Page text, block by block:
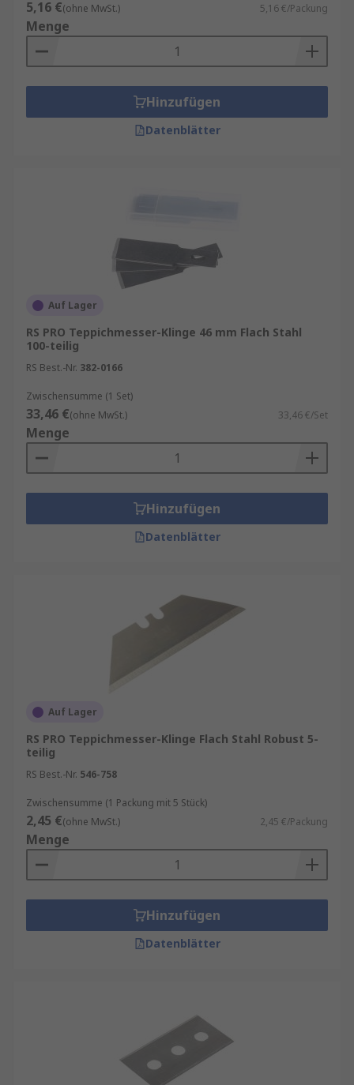
5,16 €(ohne MwSt.) 5,16 €/Packung
Menge
Hinzufügen
Datenblätter
Auf Lager
RS PRO Teppichmesser-Klinge 46 mm Flach Stahl
100-teilig
RS Best.-Nr. 382-0166
Zwischensumme (1 Set)
33,46 €(ohne MwSt.) 33,46 €/Set
Menge
Hinzufügen
Datenblätter
Auf Lager
RS PRO Teppichmesser-Klinge Flach Stahl Robust 5-
teilig
RS Best.-Nr. 546-758
Zwischensumme (1 Packung mit 5 Stück)
2,45 €(ohne MwSt.) 2,45 €/Packung
Menge
Hinzufügen
Datenblätter